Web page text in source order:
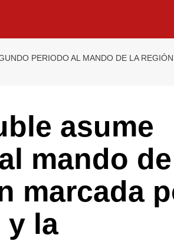
PERIODO AL MANDO DE LA
asume
mando
marcada
y la